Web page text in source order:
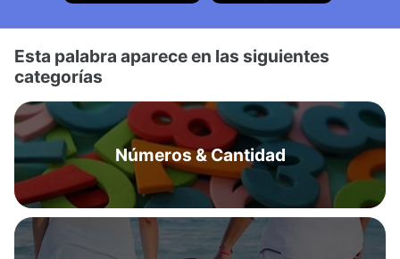
Esta palabra aparece en las siguientes
categorías
Números & Cantidad